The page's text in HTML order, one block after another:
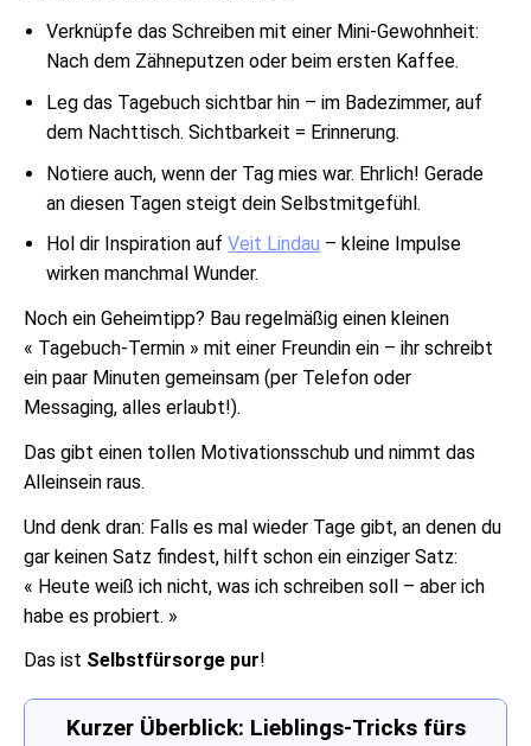
Verknüpfe das Schreiben mit einer Mini-Gewohnheit:
Nach dem Zähneputzen oder beim ersten Kaffee.
Leg das Tagebuch sichtbar hin – im Badezimmer, auf
dem Nachttisch. Sichtbarkeit = Erinnerung.
Notiere auch, wenn der Tag mies war. Ehrlich! Gerade
an diesen Tagen steigt dein Selbstmitgefühl.
Hol dir Inspiration aufVeit Lindau – kleine Impulse
wirken manchmal Wunder.
Noch ein Geheimtipp? Bau regelmäßig einen kleinen
« Tagebuch-Termin » mit einer Freundin ein – ihr schreibt
ein paar Minuten gemeinsam (per Telefon oder
Messaging, alles erlaubt!).
Das gibt einen tollen Motivationsschub und nimmt das
Alleinsein raus.
Und denk dran: Falls es mal wieder Tage gibt, an denen du
gar keinen Satz findest, hilft schon ein einziger Satz:
« Heute weiß ich nicht, was ich schreiben soll – aber ich
habe es probiert. »
Das ist Selbstfürsorge pur!
Kurzer Überblick: Lieblings-Tricks fürs